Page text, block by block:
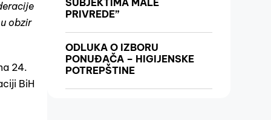
obzir
24.
BiH
SUBJEKTIMA MALE
PRIVREDE”
ODLUKA O IZBORU
PONUĐAČA – HIGIJENSKE
POTREPŠTINE